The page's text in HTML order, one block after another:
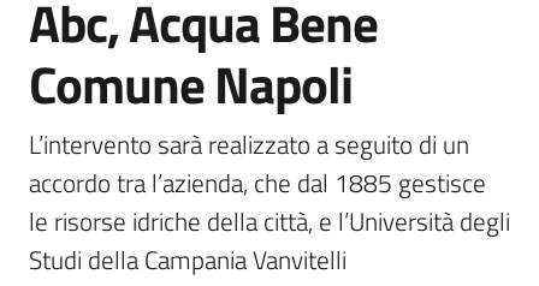
Argomenti
Contatti
Abc, Acqua Bene
Comune Napoli
L’intervento sarà realizzato a seguito di un
accordo tra l’azienda, che dal 1885 gestisce
le risorse idriche della città, e l’Università degli
Studi della Campania Vanvitelli